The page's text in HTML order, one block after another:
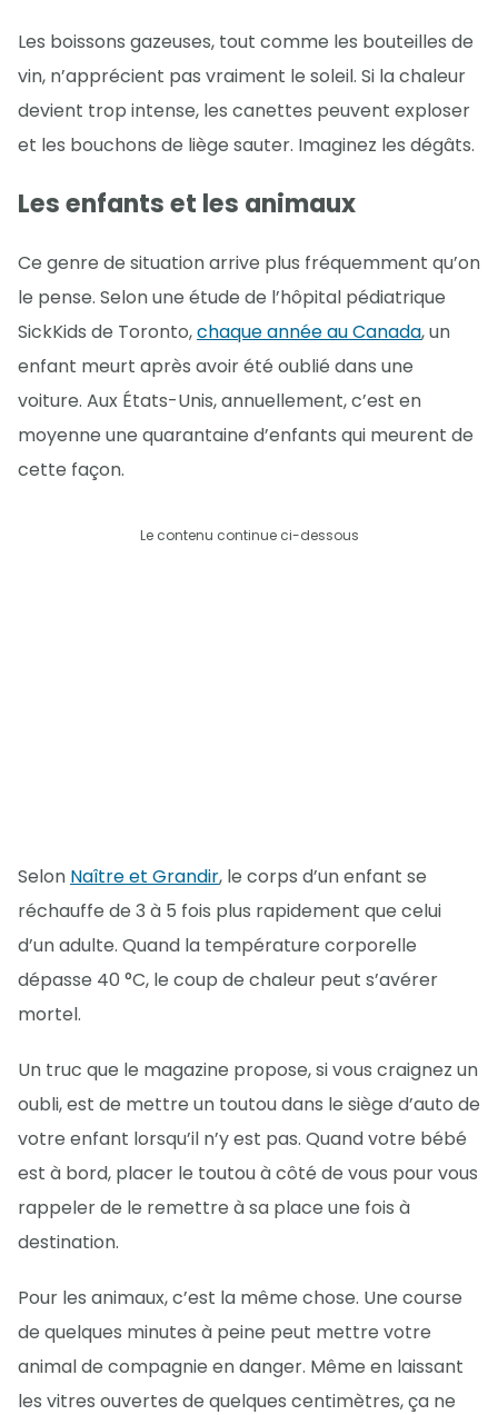
Les boissons gazeuses, tout comme les bouteilles de
vin, n’apprécient pas vraiment le soleil. Si la chaleur
devient trop intense, les canettes peuvent exploser
et les bouchons de liège sauter. Imaginez les dégâts.
Les enfants et les animaux
Ce genre de situation arrive plus fréquemment qu’on
le pense. Selon une étude de l’hôpital pédiatrique
SickKids de Toronto,chaque année au Canada, un
enfant meurt après avoir été oublié dans une
voiture. Aux États-Unis, annuellement, c’est en
moyenne une quarantaine d’enfants qui meurent de
cette façon.
Le contenu continue ci-dessous
Selon Naître et Grandir, le corps d’un enfant se
réchauffe de 3 à 5 fois plus rapidement que celui
d’un adulte. Quand la température corporelle
dépasse 40 °C, le coup de chaleur peut s’avérer
mortel.
Un truc que le magazine propose, si vous craignez un
oubli, est de mettre un toutou dans le siège d’auto de
votre enfant lorsqu’il n’y est pas. Quand votre bébé
est à bord, placer le toutou à côté de vous pour vous
rappeler de le remettre à sa place une fois à
destination.
Pour les animaux, c’est la même chose. Une course
de quelques minutes à peine peut mettre votre
animal de compagnie en danger. Même en laissant
les vitres ouvertes de quelques centimètres, ça ne